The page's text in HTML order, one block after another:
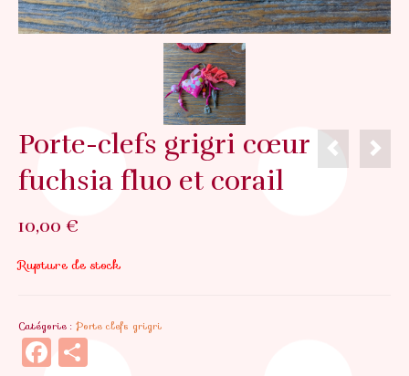
Porte-clefs grigri cœur
fuchsia fluo et corail
10,00 €
Rupture de stock
Catégorie : Porte clefs grigri
Facebook